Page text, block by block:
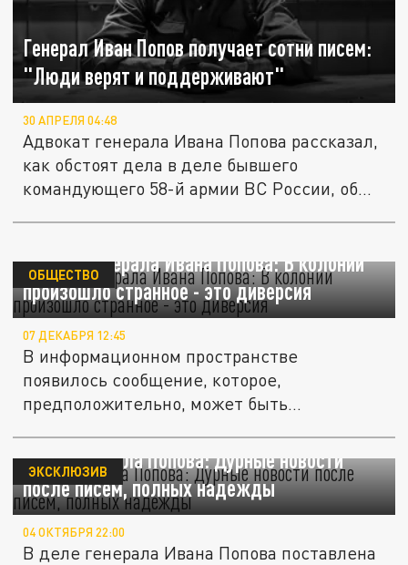
Генерал Иван Попов получает сотни писем:
"Люди верят и поддерживают"
30 АПРЕЛЯ 04:48
Адвокат генерала Ивана Попова рассказал,
как обстоят дела в деле бывшего
командующего 58-й армии ВС России, об...
Добить генерала Ивана Попова: В колонии
произошло странное - это диверсия
ОБЩЕСТВО
07 ДЕКАБРЯ 12:45
В информационном пространстве
появилось сообщение, которое,
предположительно, может быть
Дело генерала Попова: Дурные новости
после писем, полных надежды
ЭКСКЛЮЗИВ
04 ОКТЯБРЯ 22:00
В деле генерала Ивана Попова поставлена